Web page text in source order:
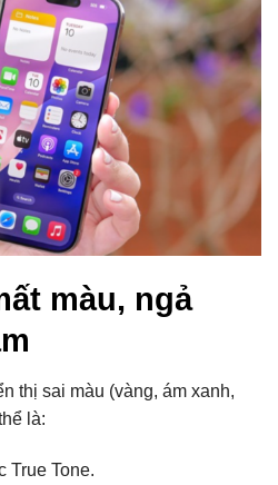
màu, ngả
thị sai màu (vàng, ám xanh,
là:
True Tone.